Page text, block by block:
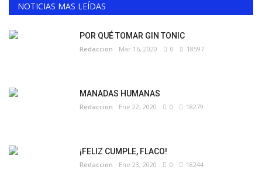
NOTICIAS MAS LEÍDAS
POR QUÉ TOMAR GIN TONIC
Redaccion Mar 16, 2020 0 18597
MANADAS HUMANAS
Redaccion Ene 22, 2020 0 18279
¡FELIZ CUMPLE, FLACO!
Redaccion Ene 23, 2020 0 18244